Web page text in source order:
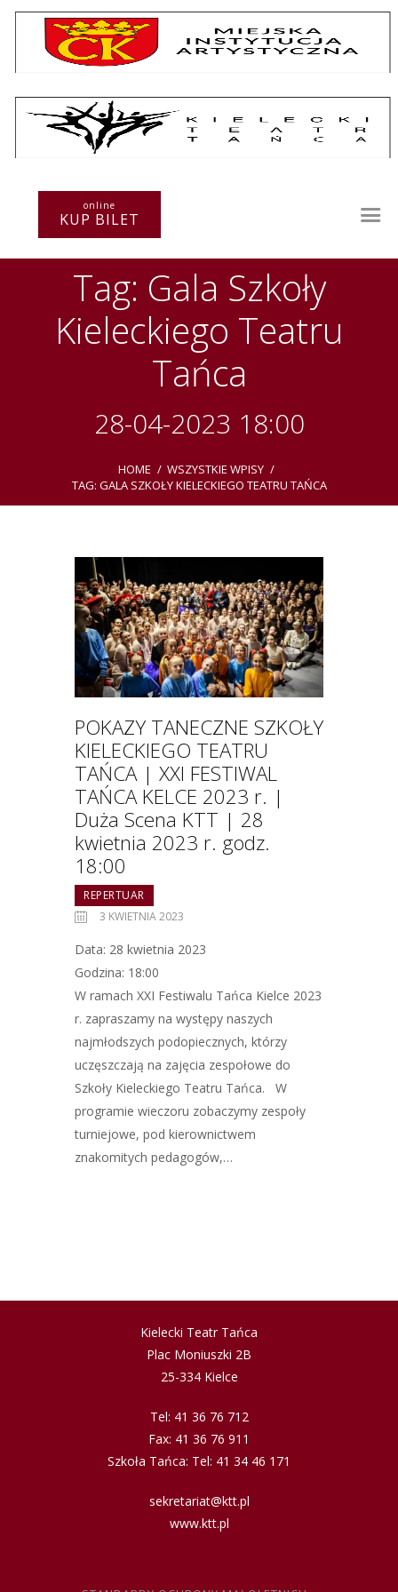
online
KUP BILET
Tag: Gala Szkoły
Kieleckiego Teatru
Tańca
28-04-2023 18:00
HOME
WSZYSTKIE WPISY
TAG: GALA SZKOŁY KIELECKIEGO TEATRU TAŃCA
Repertuar
Warsztaty
Kurs instruktorski
Sprawozdania
POKAZY TANECZNE SZKOŁY
KIELECKIEGO TEATRU
TAŃCA | XXI FESTIWAL
TAŃCA KELCE 2023 r. |
Duża Scena KTT | 28
kwietnia 2023 r. godz.
18:00
REPERTUAR
3 KWIETNIA 2023
Data: 28 kwietnia 2023
Godzina: 18:00
W ramach XXI Festiwalu Tańca Kielce 2023
r. zapraszamy na występy naszych
najmłodszych podopiecznych, którzy
uczęszczają na zajęcia zespołowe do
Szkoły Kieleckiego Teatru Tańca. W
programie wieczoru zobaczymy zespoły
turniejowe, pod kierownictwem
znakomitych pedagogów,…
Kielecki Teatr Tańca
Plac Moniuszki 2B
25-334 Kielce
Tel: 41 36 76 712
Fax: 41 36 76 911
Szkoła Tańca: Tel: 41 34 46 171
sekretariat@ktt.pl
www.ktt.pl